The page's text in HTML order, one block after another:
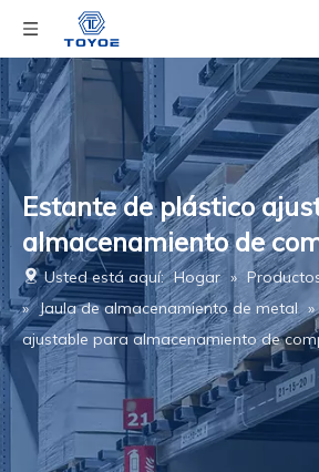
Estante de plástico
almacenamiento de
Usted está aquí: Hogar »
» Jaula de almacenamiento de metal »
ajustable para almacenamiento de